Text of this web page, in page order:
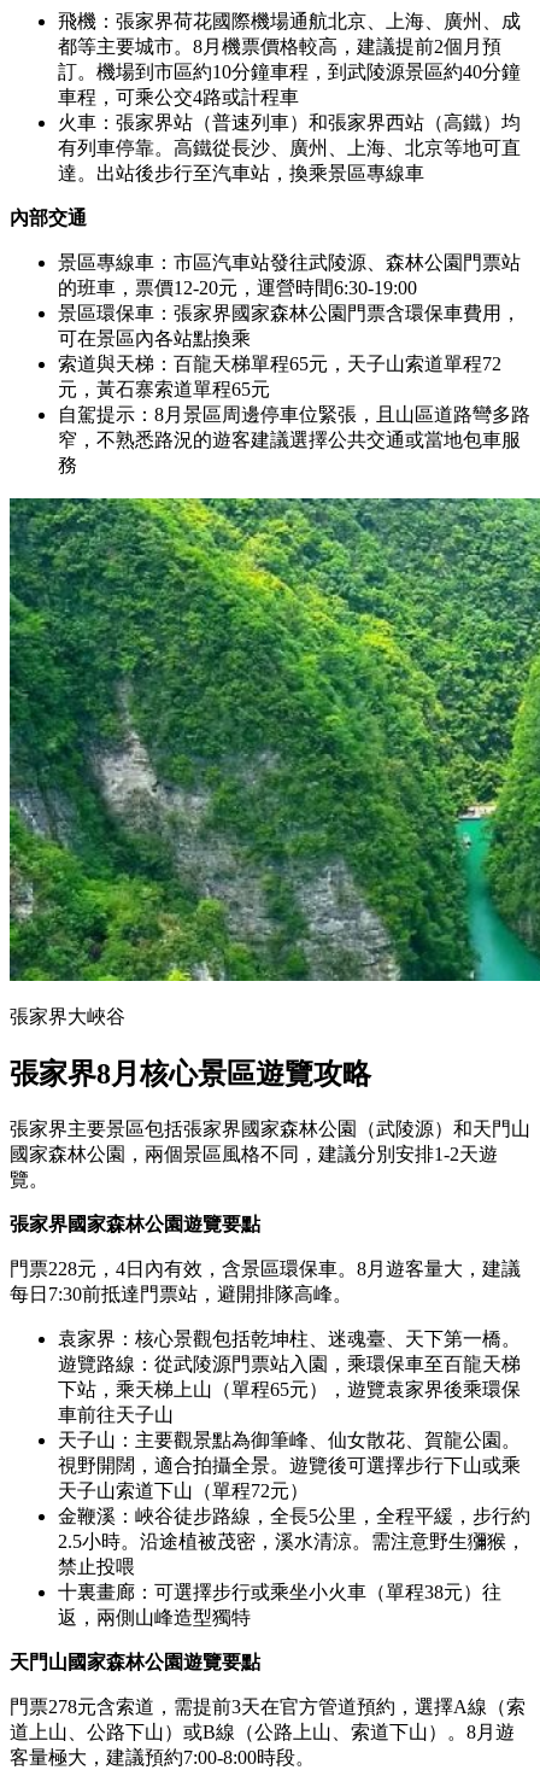
飛機：張家界荷花國際機場通航北京、上海、廣州、成
都等主要城市。8月機票價格較高，建議提前2個月預
訂。機場到市區約10分鐘車程，到武陵源景區約40分鐘
車程，可乘公交4路或計程車
火車：張家界站（普速列車）和張家界西站（高鐵）均
有列車停靠。高鐵從長沙、廣州、上海、北京等地可直
達。出站後步行至汽車站，換乘景區專線車
內部交通
景區專線車：市區汽車站發往武陵源、森林公園門票站
的班車，票價12-20元，運營時間6:30-19:00
景區環保車：張家界國家森林公園門票含環保車費用，
可在景區內各站點換乘
索道與天梯：百龍天梯單程65元，天子山索道單程72
元，黃石寨索道單程65元
自駕提示：8月景區周邊停車位緊張，且山區道路彎多路
窄，不熟悉路況的遊客建議選擇公共交通或當地包車服
務
張家界大峽谷
張家界8月核心景區遊覽攻略
張家界主要景區包括張家界國家森林公園（武陵源）和天門山
國家森林公園，兩個景區風格不同，建議分別安排1-2天遊
覽。
張家界國家森林公園遊覽要點
門票228元，4日內有效，含景區環保車。8月遊客量大，建議
每日7:30前抵達門票站，避開排隊高峰。
袁家界：核心景觀包括乾坤柱、迷魂臺、天下第一橋。
遊覽路線：從武陵源門票站入園，乘環保車至百龍天梯
下站，乘天梯上山（單程65元），遊覽袁家界後乘環保
車前往天子山
天子山：主要觀景點為御筆峰、仙女散花、賀龍公園。
視野開闊，適合拍攝全景。遊覽後可選擇步行下山或乘
天子山索道下山（單程72元）
金鞭溪：峽谷徒步路線，全長5公里，全程平緩，步行約
2.5小時。沿途植被茂密，溪水清涼。需注意野生獼猴，
禁止投喂
十裏畫廊：可選擇步行或乘坐小火車（單程38元）往
返，兩側山峰造型獨特
天門山國家森林公園遊覽要點
門票278元含索道，需提前3天在官方管道預約，選擇A線（索
道上山、公路下山）或B線（公路上山、索道下山）。8月遊
客量極大，建議預約7:00-8:00時段。